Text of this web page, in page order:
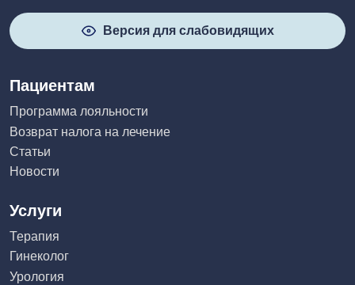
Версия для слабовидящих
Пациентам
Программа лояльности
Возврат налога на лечение
Статьи
Новости
Услуги
Терапия
Гинеколог
Урология